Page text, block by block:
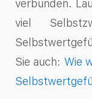
verbunden.
viel
Sie auch: Wie